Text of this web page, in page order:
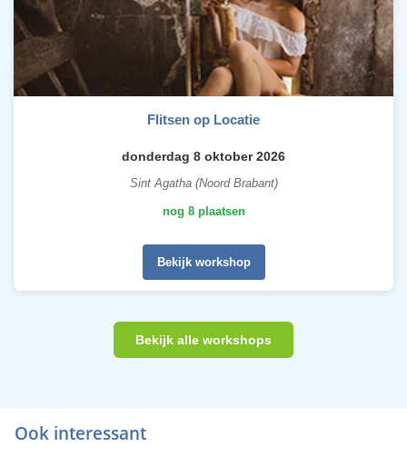
Flitsen op Locatie
donderdag 8 oktober 2026
Sint Agatha (Noord Brabant)
nog 8 plaatsen
Bekijk workshop
Bekijk alle workshops
Ook interessant